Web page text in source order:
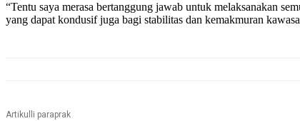
“Tentu saya merasa bertanggung jawab untuk melaksanakan
yang dapat kondusif juga bagi stabilitas dan kemakmuran
Artikulli paraprak